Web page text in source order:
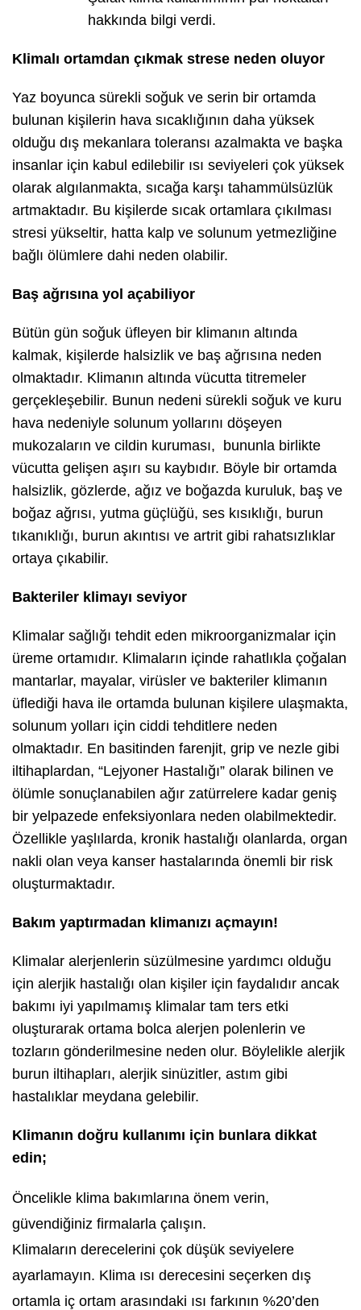
hakkında bilgi verdi.
Klimalı ortamdan çıkmak strese neden oluyor
Yaz boyunca sürekli soğuk ve serin bir ortamda
bulunan kişilerin hava sıcaklığının daha yüksek
olduğu dış mekanlara toleransı azalmakta ve başka
insanlar için kabul edilebilir ısı seviyeleri çok yüksek
olarak algılanmakta, sıcağa karşı tahammülsüzlük
artmaktadır. Bu kişilerde sıcak ortamlara çıkılması
stresi yükseltir, hatta kalp ve solunum yetmezliğine
bağlı ölümlere dahi neden olabilir.
Baş ağrısına yol açabiliyor
Bütün gün soğuk üfleyen bir klimanın altında
kalmak, kişilerde halsizlik ve baş ağrısına neden
olmaktadır. Klimanın altında vücutta titremeler
gerçekleşebilir. Bunun nedeni sürekli soğuk ve kuru
hava nedeniyle solunum yollarını döşeyen
mukozaların ve cildin kuruması, bununla birlikte
vücutta gelişen aşırı su kaybıdır. Böyle bir ortamda
halsizlik, gözlerde, ağız ve boğazda kuruluk, baş ve
boğaz ağrısı, yutma güçlüğü, ses kısıklığı, burun
tıkanıklığı, burun akıntısı ve artrit gibi rahatsızlıklar
ortaya çıkabilir.
Bakteriler klimayı seviyor
Klimalar sağlığı tehdit eden mikroorganizmalar için
üreme ortamıdır. Klimaların içinde rahatlıkla çoğalan
mantarlar, mayalar, virüsler ve bakteriler klimanın
üflediği hava ile ortamda bulunan kişilere ulaşmakta,
solunum yolları için ciddi tehditlere neden
olmaktadır. En basitinden farenjit, grip ve nezle gibi
iltihaplardan, “Lejyoner Hastalığı” olarak bilinen ve
ölümle sonuçlanabilen ağır zatürrelere kadar geniş
bir yelpazede enfeksiyonlara neden olabilmektedir.
Özellikle yaşlılarda, kronik hastalığı olanlarda, organ
nakli olan veya kanser hastalarında önemli bir risk
oluşturmaktadır.
Bakım yaptırmadan klimanızı açmayın!
Klimalar alerjenlerin süzülmesine yardımcı olduğu
için alerjik hastalığı olan kişiler için faydalıdır ancak
bakımı iyi yapılmamış klimalar tam ters etki
oluşturarak ortama bolca alerjen polenlerin ve
tozların gönderilmesine neden olur. Böylelikle alerjik
burun iltihapları, alerjik sinüzitler, astım gibi
hastalıklar meydana gelebilir.
Klimanın doğru kullanımı için bunlara dikkat
edin;
Öncelikle klima bakımlarına önem verin,
güvendiğiniz firmalarla çalışın.
Klimaların derecelerini çok düşük seviyelere
ayarlamayın. Klima ısı derecesini seçerken dış
ortamla iç ortam arasındaki ısı farkının %20’den